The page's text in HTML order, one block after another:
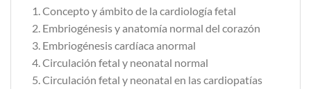
1. Concepto y ámbito de la cardiología fetal
2. Embriogénesis y anatomía normal del corazón
3. Embriogénesis cardíaca anormal
4. Circulación fetal y neonatal normal
5. Circulación fetal y neonatal en las cardiopatías